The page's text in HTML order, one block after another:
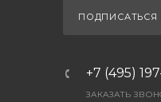
ПОДПИСАТЬСЯ
+7 (495)
ЗАКАЗАТЬ